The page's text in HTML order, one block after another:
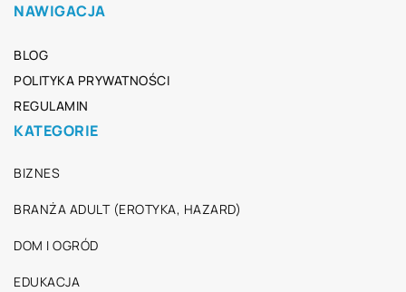
NAWIGACJA
BLOG
POLITYKA PRYWATNOŚCI
REGULAMIN
KATEGORIE
BIZNES
BRANŻA ADULT (EROTYKA, HAZARD)
DOM I OGRÓD
EDUKACJA